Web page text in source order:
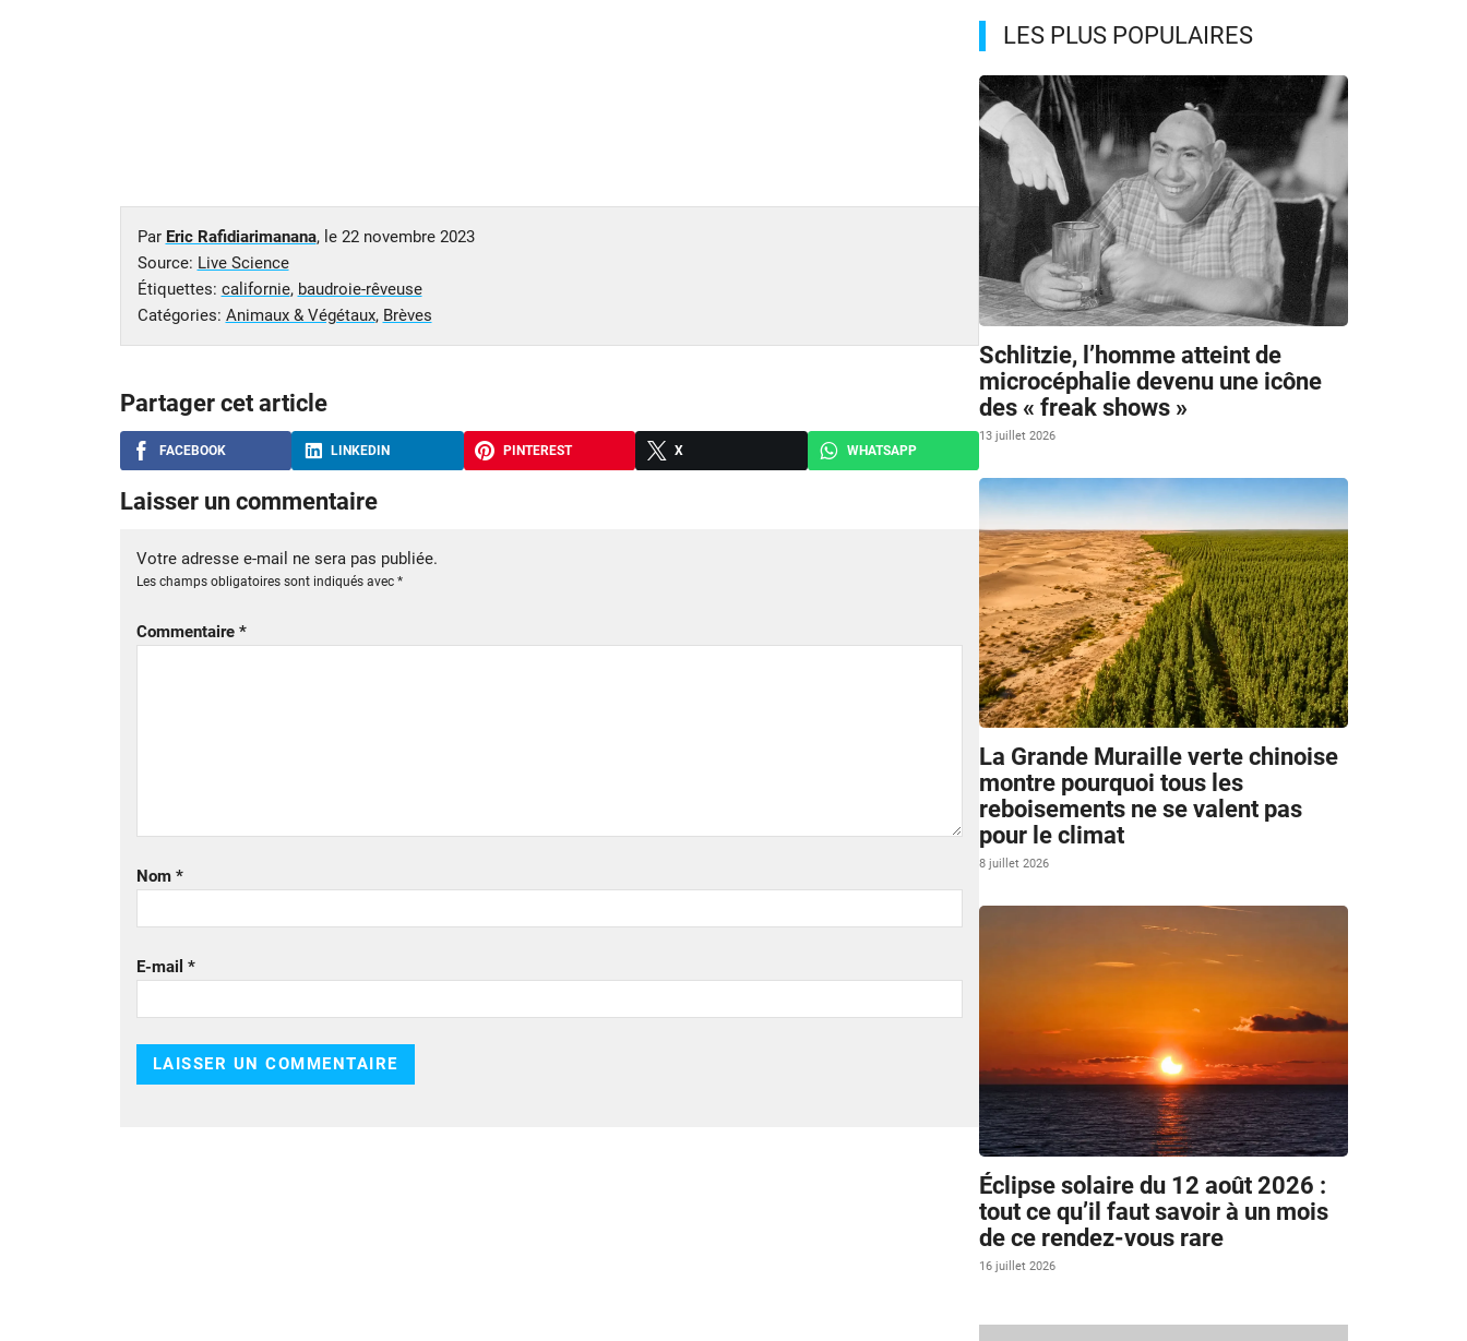
Par Eric Rafidiarimanana, le 22 novembre 2023
Source: Live Science
Étiquettes: californie, baudroie-rêveuse
Catégories: Animaux & Végétaux, Brèves
Partager cet article
FACEBOOK LINKEDIN PINTEREST X WHATSAPP
Laisser un commentaire
Votre adresse e-mail ne sera pas publiée.
Les champs obligatoires sont indiqués avec *
Commentaire *
Nom *
E-mail *
LES PLUS POPULAIRES
Schlitzie, l’homme atteint de
microcéphalie devenu une icône
des « freak shows »
13 juillet 2026
La Grande Muraille verte chinoise
montre pourquoi tous les
reboisements ne se valent pas
pour le climat
8 juillet 2026
Éclipse solaire du 12 août 2026 :
tout ce qu’il faut savoir à un mois
de ce rendez-vous rare
16 juillet 2026